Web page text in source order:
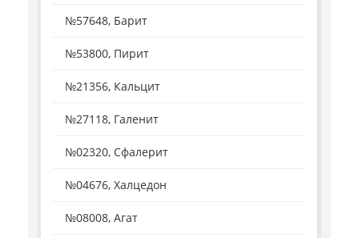
№57648, Барит
№53800, Пирит
№21356, Кальцит
№27118, Галенит
№02320, Сфалерит
№04676, Халцедон
№08008, Агат